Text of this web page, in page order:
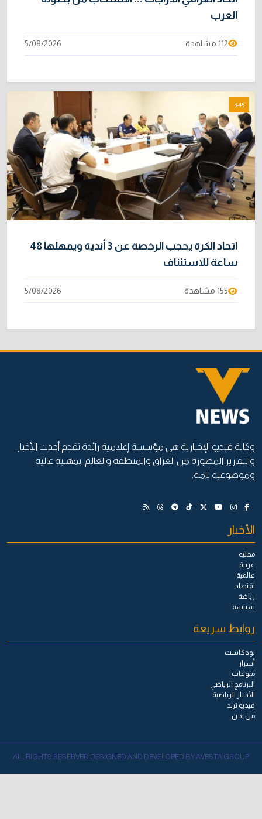
العرب
112 مشاهدة 5/08/2026
3:45
اتحاد الكرة يحجب الرخصة عن 3 أندية ويمهلها 48
ساعة للاستئناف
155 مشاهدة 5/08/2026
وكالة فيديو الإخبارية هي مؤسسة إعلامية رائدة تقدم أحدث الأخبار
والتقارير المصورة من العراق والمنطقة والعالم، بمهنية عالية
وموضوعية تامة.
الأخبار
محلية
عربية
عالمية
اقتصاد
رياضة
سياسة
روابط سريعة
بودكاست
أسرار
منوعات
البرنامج الرياضي
الأخبار الرياضية
فيديو ترند
من نحن
ALL RIGHTS RESERVED DESIGNED AND DEVELOPED BY AVESTA GROUP